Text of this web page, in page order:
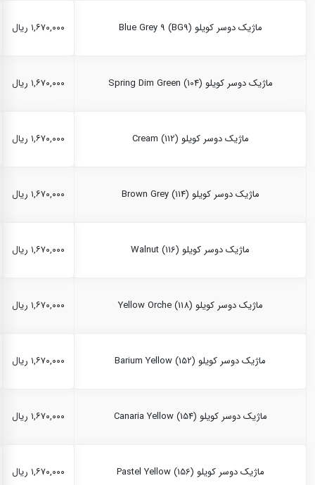
ماژیک دوسر کویلو Blue Grey 9 (BG9) ۱,۶۷۰,۰۰۰ ریال
ماژیک دوسر کویلو Spring Dim Green (104) ۱,۶۷۰,۰۰۰ ریال
ماژیک دوسر کویلو Cream (112) ۱,۶۷۰,۰۰۰ ریال
ماژیک دوسر کویلو Brown Grey (114) ۱,۶۷۰,۰۰۰ ریال
ماژیک دوسر کویلو Walnut (116) ۱,۶۷۰,۰۰۰ ریال
ماژیک دوسر کویلو Yellow Orche (118) ۱,۶۷۰,۰۰۰ ریال
ماژیک دوسر کویلو Barium Yellow (152) ۱,۶۷۰,۰۰۰ ریال
ماژیک دوسر کویلو Canaria Yellow (154) ۱,۶۷۰,۰۰۰ ریال
ماژیک دوسر کویلو Pastel Yellow (156) ۱,۶۷۰,۰۰۰ ریال